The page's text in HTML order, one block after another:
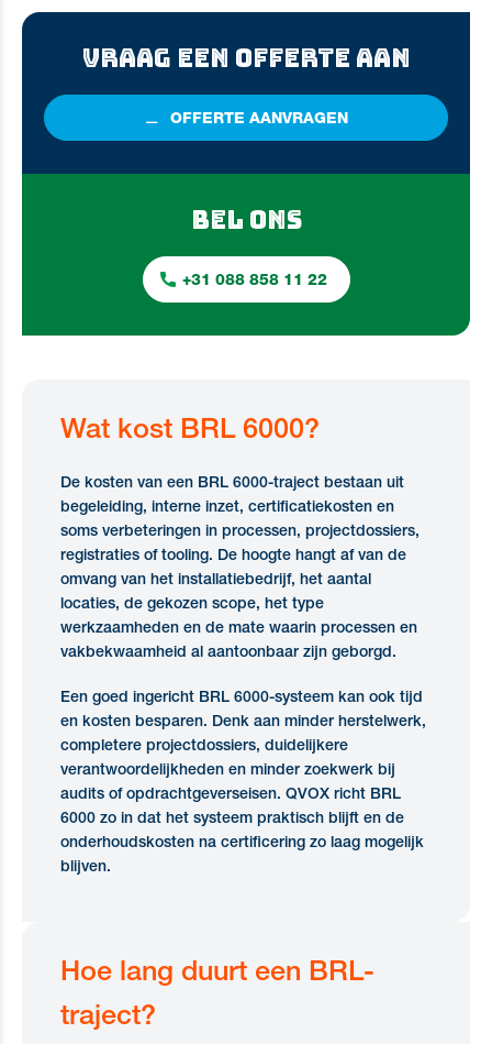
VRAAG EEN OFFERTE AAN
OFFERTE AANVRAGEN
BEL ONS
+31 088 858 11 22
Wat kost BRL 6000?
De kosten van een BRL 6000-traject bestaan uit
begeleiding, interne inzet, certificatiekosten en
soms verbeteringen in processen, projectdossiers,
registraties of tooling. De hoogte hangt af van de
omvang van het installatiebedrijf, het aantal
locaties, de gekozen scope, het type
werkzaamheden en de mate waarin processen en
vakbekwaamheid al aantoonbaar zijn geborgd.
Een goed ingericht BRL 6000-systeem kan ook tijd
en kosten besparen. Denk aan minder herstelwerk,
completere projectdossiers, duidelijkere
verantwoordelijkheden en minder zoekwerk bij
audits of opdrachtgeverseisen. QVOX richt BRL
6000 zo in dat het systeem praktisch blijft en de
onderhoudskosten na certificering zo laag mogelijk
blijven.
Hoe lang duurt een BRL-
traject?